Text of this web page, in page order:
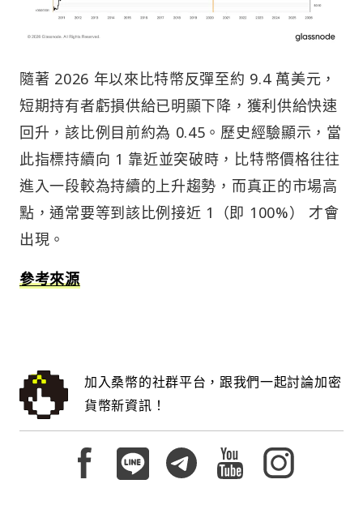
隨著 2026 年以來比特幣反彈至約 9.4 萬美元，
短期持有者虧損供給已明顯下降，獲利供給快速
回升，該比例目前約為 0.45。歷史經驗顯示，當
此指標持續向 1 靠近並突破時，比特幣價格往往
進入一段較為持續的上升趨勢，而真正的市場高
點，通常要等到該比例接近 1（即 100%） 才會
出現。
參考來源
加入桑幣的社群平台，跟我們一起討論加密
貨幣新資訊！